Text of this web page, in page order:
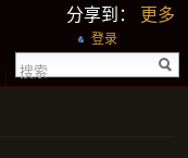
分享到： 更多
登录
搜索